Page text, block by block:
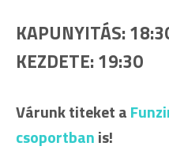
KAPUNYITÁS:
KEZDETE: 19:30
Várunk titeket a
csoportbanis!